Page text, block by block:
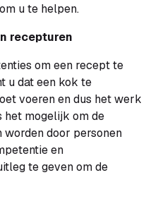
u te helpen.
recepturen
om een recept te
u dat een kok te
voeren en dus het werk
het mogelijk om de
door personen
en
te geven om de